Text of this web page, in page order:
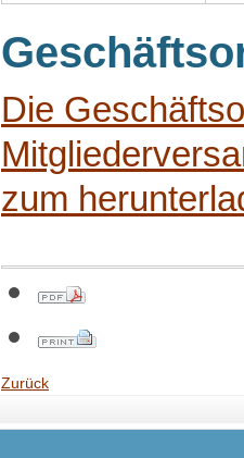
Die
zum
Zurück